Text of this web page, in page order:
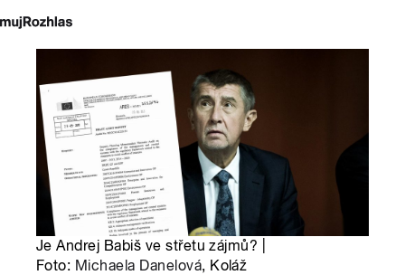
Je Andrej Babiš ve střetu zájmů? |
Foto: Michaela Danelová, Koláž